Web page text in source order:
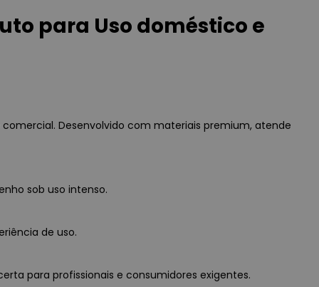
para Uso doméstico e
e comercial. Desenvolvido com materiais premium, atende
sob uso intenso.
de uso.
para profissionais e consumidores exigentes.